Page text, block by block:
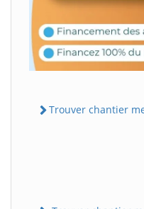
Trouver chantier